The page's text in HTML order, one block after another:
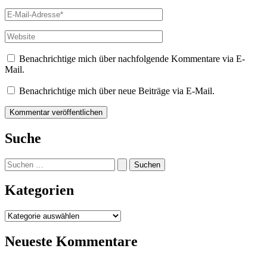
E-
Mail-
Adresse*
Website
Benachrichtige mich über nachfolgende Kommentare via E-
Mail.
Benachrichtige mich über neue Beiträge via E-Mail.
Suche
Suchen
nach:
Kategorien
Kategorien
Neueste Kommentare